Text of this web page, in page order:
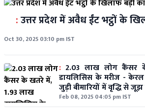
:उत्तर प्रदेश में अवैध ईंट भट्ठों के
Oct 30, 2025 03:10 pm IST
: 2.03 लाख लोग कैंसर
डायलिसिस के मरीज -
जुड़ी बीमारियों में वृद्धि से जूझ
Feb 08, 2025 04:05 pm IST